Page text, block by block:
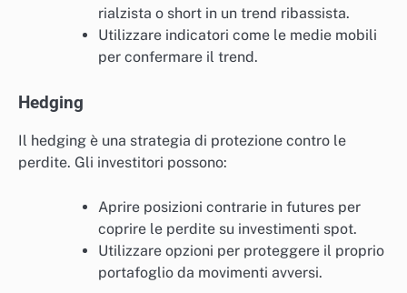
rialzista o short in un trend ribassista.
Utilizzare indicatori come le medie mobili
per confermare il trend.
Hedging
Il hedging è una strategia di protezione contro le
perdite. Gli investitori possono:
Aprire posizioni contrarie in futures per
coprire le perdite su investimenti spot.
Utilizzare opzioni per proteggere il proprio
portafoglio da movimenti avversi.